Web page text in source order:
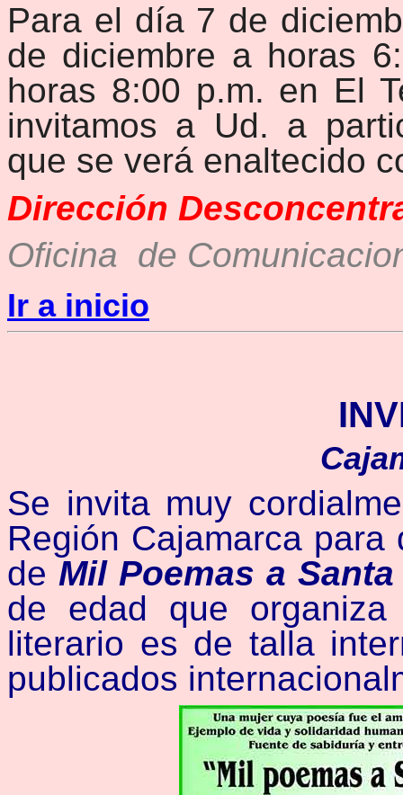
Para el día 7 de
de diciembre a horas
horas 8:00 p.m. en El
invitamos a Ud. a
que se verá enaltecido
Dirección
Oficina de
Ir a inicio
Se invita muy
Región Cajamarca
de Mil Poemas a
de edad que
literario es de talla
publicados